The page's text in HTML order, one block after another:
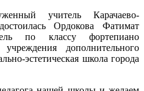
учитель Карачаево-
Ордокова Фатимат
по классу фортепиано
дополнительного
эстетическая школа города